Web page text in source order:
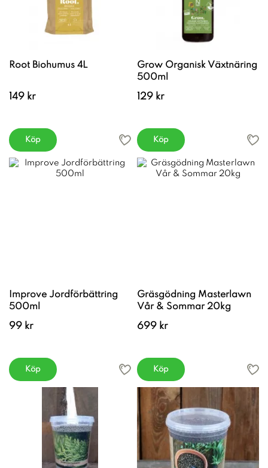
Root Biohumus 4L
149 kr
Köp
Grow Organisk Växtnäring
500ml
129 kr
Köp
Improve Jordförbättring
500ml
99 kr
Köp
Gräsgödning Masterlawn
Vår & Sommar 20kg
699 kr
Köp